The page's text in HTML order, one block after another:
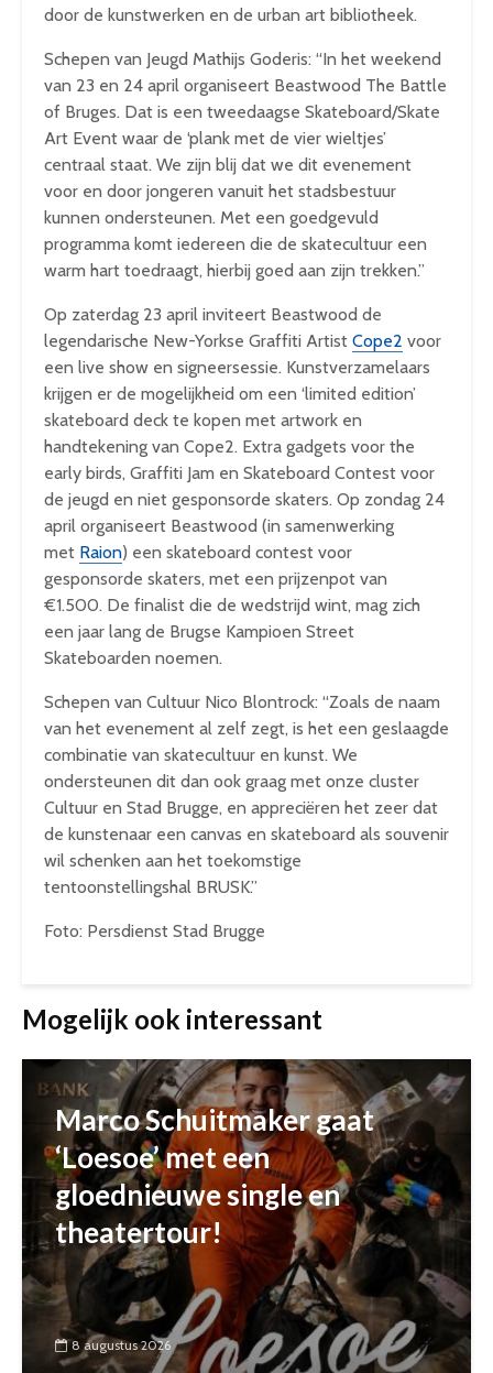
door de kunstwerken en de urban art bibliotheek.
Schepen van Jeugd Mathijs Goderis: “In het weekend
van 23 en 24 april organiseert Beastwood The Battle
of Bruges. Dat is een tweedaagse Skateboard/Skate
Art Event waar de ‘plank met de vier wieltjes’
centraal staat. We zijn blij dat we dit evenement
voor en door jongeren vanuit het stadsbestuur
kunnen ondersteunen. Met een goedgevuld
programma komt iedereen die de skatecultuur een
warm hart toedraagt, hierbij goed aan zijn trekken.”
Op zaterdag 23 april inviteert Beastwood de
legendarische New-Yorkse Graffiti Artist Cope2 voor
een live show en signeersessie. Kunstverzamelaars
krijgen er de mogelijkheid om een ‘limited edition’
skateboard deck te kopen met artwork en
handtekening van Cope2. Extra gadgets voor the
early birds, Graffiti Jam en Skateboard Contest voor
de jeugd en niet gesponsorde skaters. Op zondag 24
april organiseert Beastwood (in samenwerking
met Raion) een skateboard contest voor
gesponsorde skaters, met een prijzenpot van
€1.500. De finalist die de wedstrijd wint, mag zich
een jaar lang de Brugse Kampioen Street
Skateboarden noemen.
Schepen van Cultuur Nico Blontrock: “Zoals de naam
van het evenement al zelf zegt, is het een geslaagde
combinatie van skatecultuur en kunst. We
ondersteunen dit dan ook graag met onze cluster
Cultuur en Stad Brugge, en appreciëren het zeer dat
de kunstenaar een canvas en skateboard als souvenir
wil schenken aan het toekomstige
tentoonstellingshal BRUSK.”
Foto: Persdienst Stad Brugge
Mogelijk ook interessant
Marco Schuitmaker gaat
‘Loesoe’ met een
gloednieuwe single en
theatertour!
8 augustus 2026